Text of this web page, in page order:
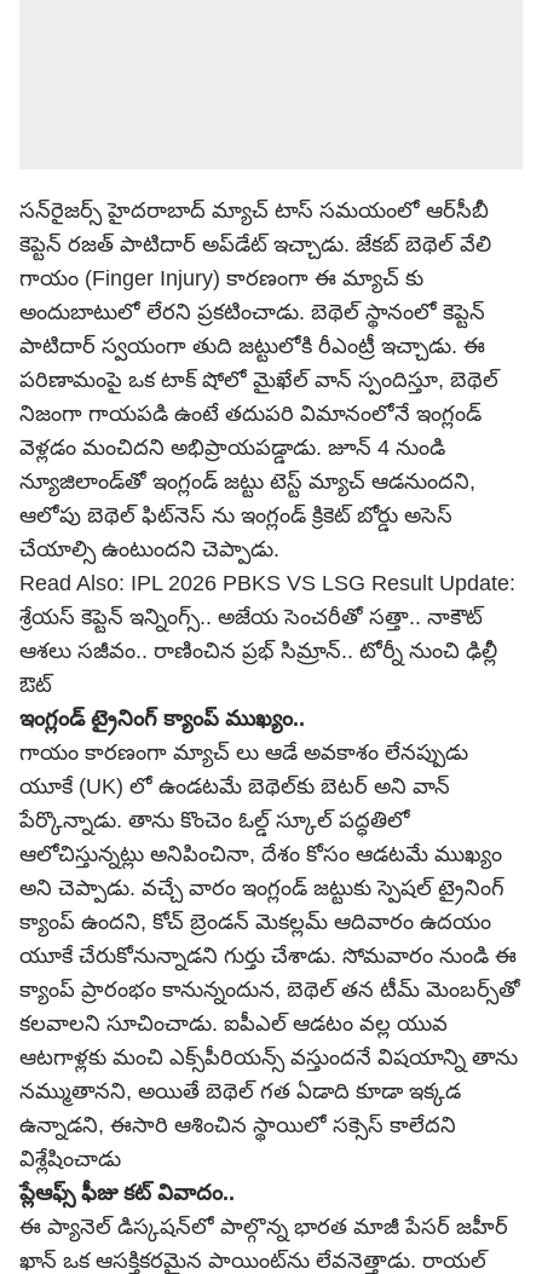
సన్‌రైజర్స్ హైదరాబాద్ మ్యాచ్ టాస్ సమయంలో ఆర్‌సీబీ
కెప్టెన్ రజత్ పాటిదార్ అప్‌డేట్ ఇచ్చాడు. జేకబ్ బెథెల్ వేలి
గాయం (Finger Injury) కారణంగా ఈ మ్యాచ్ కు
అందుబాటులో లేరని ప్రకటించాడు. బెథెల్ స్థానంలో కెప్టెన్
పాటిదార్ స్వయంగా తుది జట్టులోకి రీఎంట్రీ ఇచ్చాడు. ఈ
పరిణామంపై ఒక టాక్ షోలో మైఖేల్ వాన్ స్పందిస్తూ, బెథెల్
నిజంగా గాయపడి ఉంటే తదుపరి విమానంలోనే ఇంగ్లండ్
వెళ్లడం మంచిదని అభిప్రాయపడ్డాడు. జూన్ 4 నుండి
న్యూజిలాండ్‌తో ఇంగ్లండ్ జట్టు టెస్ట్ మ్యాచ్ ఆడనుందని,
ఆలోపు బెథెల్ ఫిట్‌నెస్ ను ఇంగ్లండ్ క్రికెట్ బోర్డు అసెస్
చేయాల్సి ఉంటుందని చెప్పాడు.
Read Also: IPL 2026 PBKS VS LSG Result Update:
శ్రేయ‌స్ కెప్టెన్ ఇన్నింగ్స్.. అజేయ సెంచ‌రీతో స‌త్తా.. నాకౌట్
ఆశ‌లు స‌జీవం.. రాణించిన ప్ర‌భ్ సిమ్రాన్.. టోర్నీ నుంచి ఢిల్లీ
ఔట్
ఇంగ్లండ్ ట్రైనింగ్ క్యాంప్ ముఖ్యం..
గాయం కారణంగా మ్యాచ్ లు ఆడే అవకాశం లేనప్పుడు
యూకే (UK) లో ఉండటమే బెథెల్‌కు బెటర్ అని వాన్
పేర్కొన్నాడు. తాను కొంచెం ఓల్డ్ స్కూల్ పద్ధతిలో
ఆలోచిస్తున్నట్లు అనిపించినా, దేశం కోసం ఆడటమే ముఖ్యం
అని చెప్పాడు. వచ్చే వారం ఇంగ్లండ్ జట్టుకు స్పెషల్ ట్రైనింగ్
క్యాంప్ ఉందని, కోచ్ బ్రెండన్ మెకల్లమ్ ఆదివారం ఉదయం
యూకే చేరుకోనున్నాడ‌ని గుర్తు చేశాడు. సోమవారం నుండి ఈ
క్యాంప్ ప్రారంభం కానున్నందున, బెథెల్ తన టీమ్ మెంబర్స్‌తో
కలవాలని సూచించాడు. ఐపీఎల్ ఆడటం వల్ల యువ
ఆటగాళ్లకు మంచి ఎక్స్‌పీరియన్స్ వస్తుందనే విషయాన్ని తాను
నమ్ముతానని, అయితే బెథెల్ గత ఏడాది కూడా ఇక్కడ
ఉన్నాడని, ఈసారి ఆశించిన స్థాయిలో సక్సెస్ కాలేదని
విశ్లేషించాడు
ప్లేఆఫ్స్ ఫీజు కట్ వివాదం..
ఈ ప్యానెల్ డిస్కషన్‌లో పాల్గొన్న భారత మాజీ పేసర్ జహీర్
ఖాన్ ఒక ఆసక్తికరమైన పాయింట్‌ను లేవనెత్తాడు. రాయల్